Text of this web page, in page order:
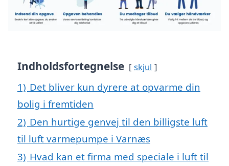
Indholdsfortegnelse skjul
1) Det bliver kun dyrere at opvarme din
bolig i fremtiden
2) Den hurtige genvej til den billigste luft
til luft varmepumpe i Varnæs
3) Hvad kan et firma med speciale i luft til